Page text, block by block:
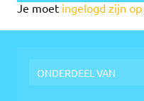
Je moet ingelogd zijn op
ONDERDEEL VAN